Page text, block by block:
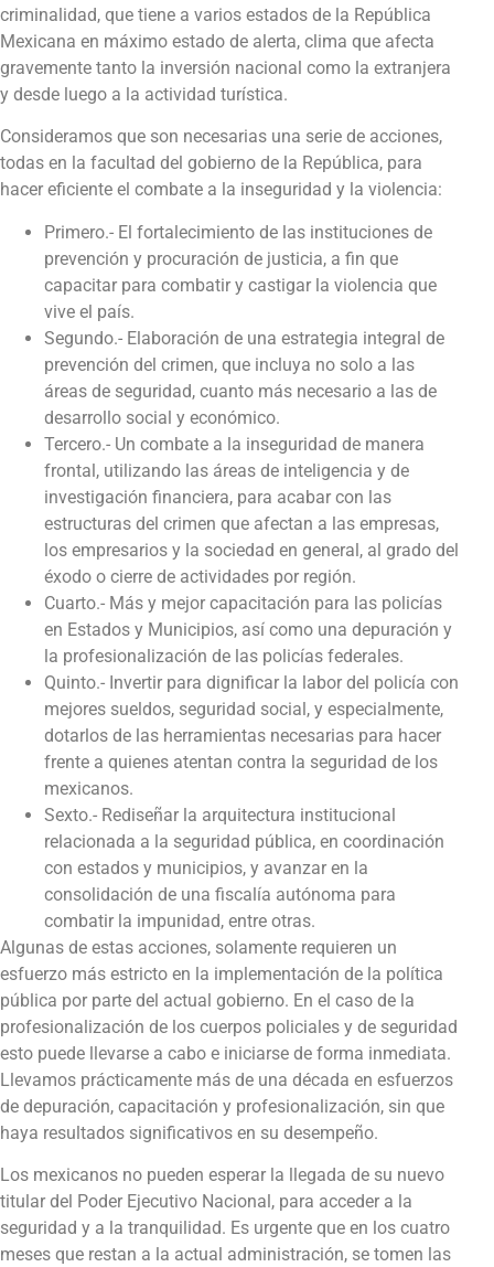
criminalidad, que tiene a varios estados de la República
Mexicana en máximo estado de alerta, clima que afecta
gravemente tanto la inversión nacional como la extranjera
y desde luego a la actividad turística.
Consideramos que son necesarias una serie de acciones,
todas en la facultad del gobierno de la República, para
hacer eficiente el combate a la inseguridad y la violencia:
Primero.- El fortalecimiento de las instituciones de
prevención y procuración de justicia, a fin que
capacitar para combatir y castigar la violencia que
vive el país.
Segundo.- Elaboración de una estrategia integral de
prevención del crimen, que incluya no solo a las
áreas de seguridad, cuanto más necesario a las de
desarrollo social y económico.
Tercero.- Un combate a la inseguridad de manera
frontal, utilizando las áreas de inteligencia y de
investigación financiera, para acabar con las
estructuras del crimen que afectan a las empresas,
los empresarios y la sociedad en general, al grado del
éxodo o cierre de actividades por región.
Cuarto.- Más y mejor capacitación para las policías
en Estados y Municipios, así como una depuración y
la profesionalización de las policías federales.
Quinto.- Invertir para dignificar la labor del policía con
mejores sueldos, seguridad social, y especialmente,
dotarlos de las herramientas necesarias para hacer
frente a quienes atentan contra la seguridad de los
mexicanos.
Sexto.- Rediseñar la arquitectura institucional
relacionada a la seguridad pública, en coordinación
con estados y municipios, y avanzar en la
consolidación de una fiscalía autónoma para
combatir la impunidad, entre otras.
Algunas de estas acciones, solamente requieren un
esfuerzo más estricto en la implementación de la política
pública por parte del actual gobierno. En el caso de la
profesionalización de los cuerpos policiales y de seguridad
esto puede llevarse a cabo e iniciarse de forma inmediata.
Llevamos prácticamente más de una década en esfuerzos
de depuración, capacitación y profesionalización, sin que
haya resultados significativos en su desempeño.
Los mexicanos no pueden esperar la llegada de su nuevo
titular del Poder Ejecutivo Nacional, para acceder a la
seguridad y a la tranquilidad. Es urgente que en los cuatro
meses que restan a la actual administración, se tomen las